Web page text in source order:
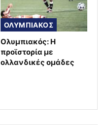
ΟΛΥΜΠΙΑΚΟΣ
Ολυμπιακός: Η
προϊστορία με
ολλανδικές ομάδες